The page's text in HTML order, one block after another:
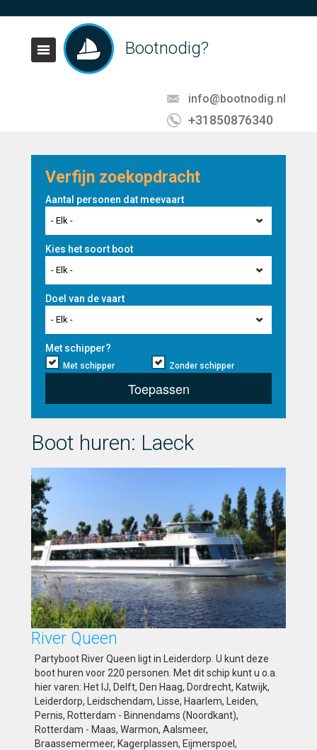
Bootnodig?
info@bootnodig.nl
+31850876340
Verfijn zoekopdracht
Aantal personen dat meevaart
- Elk -
Kies het soort boot
- Elk -
Doel van de vaart
- Elk -
Met schipper?
Met schipper Zonder schipper
Toepassen
Boot huren: Laeck
River Queen
Partyboot River Queen ligt in Leiderdorp. U kunt deze
boot huren voor 220 personen. Met dit schip kunt u o.a.
hier varen: Het IJ, Delft, Den Haag, Dordrecht, Katwijk,
Leiderdorp, Leidschendam, Lisse, Haarlem, Leiden,
Pernis, Rotterdam - Binnendams (Noordkant),
Rotterdam - Maas, Warmon, Aalsmeer,
Braassemermeer, Kagerplassen, Eijmerspoel,